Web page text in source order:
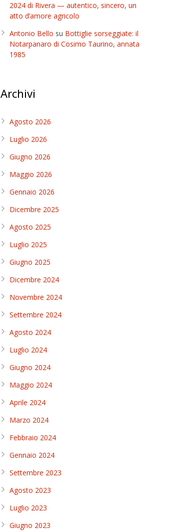
2024 di Rivera — autentico, sincero, un
atto d’amore agricolo
Antonio Bello su Bottiglie sorseggiate: il
Notarpanaro di Cosimo Taurino, annata
1985
Archivi
Agosto 2026
Luglio 2026
Giugno 2026
Maggio 2026
Gennaio 2026
Dicembre 2025
Agosto 2025
Luglio 2025
Giugno 2025
Dicembre 2024
Novembre 2024
Settembre 2024
Agosto 2024
Luglio 2024
Giugno 2024
Maggio 2024
Aprile 2024
Marzo 2024
Febbraio 2024
Gennaio 2024
Settembre 2023
Agosto 2023
Luglio 2023
Giugno 2023